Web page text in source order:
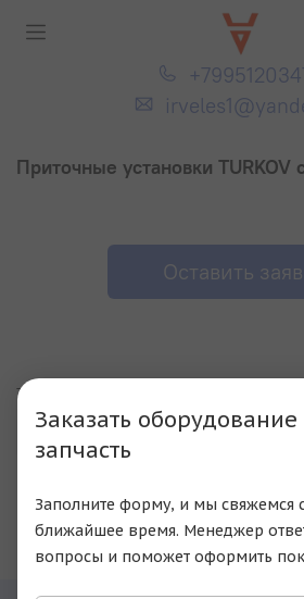
Приточные установки
Оставить
Товаров
По вашему запросу ничего не
Заказать оборудование
запчасть
Заполните форму, и мы свяжемся
ближайшее время. Менеджер
вопросы и поможет оформить